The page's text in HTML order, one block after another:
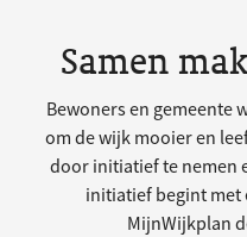
Samen
Bewoners en gemeente
om de wijk mooier en
door initiatief te nemen
initiatief begint met
MijnWijkplan